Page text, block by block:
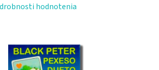
hodnotenia